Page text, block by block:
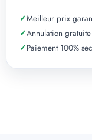
✓Meilleur prix
✓Annulation
✓Paiement 100%